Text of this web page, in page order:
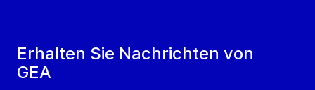
Erhalten Sie Nachrichten von
GEA